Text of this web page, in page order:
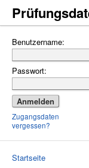
Benutzername:
Passwort:
Zugangsdaten
vergessen?
Startseite